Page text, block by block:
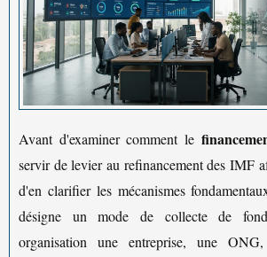
Avant d'examiner comment le
servir de levier au refinancement des IMF
d'en clarifier les mécanismes
désigne un mode de collecte de
organisation une entreprise, une